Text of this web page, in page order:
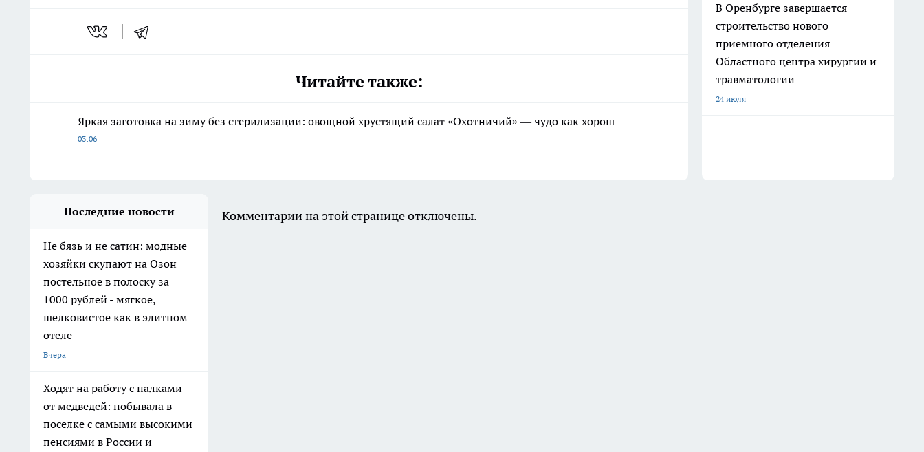
Читайте также:
Яркая заготовка на зиму без стерилизации: овощной хрустящий салат «Охотничий» — чудо как хорош
03:06
В Оренбурге завершается
строительство нового
приемного отделения
Областного центра хирургии и
травматологии
24 июля
Последние новости
Не бязь и не сатин: модные
хозяйки скупают на Озон
постельное в полоску за
1000 рублей - мягкое,
шелковистое как в элитном
отеле
Вчера
Ходят на работу с палками
от медведей: побывала в
поселке с самыми высокими
пенсиями в России и
Комментарии на этой странице отключены.